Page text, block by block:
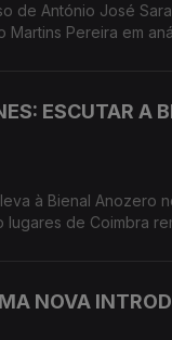
de António José
Martins Pereira em
ESCUTAR A
à Bienal Anozero
lugares de Coimbra
NOVA